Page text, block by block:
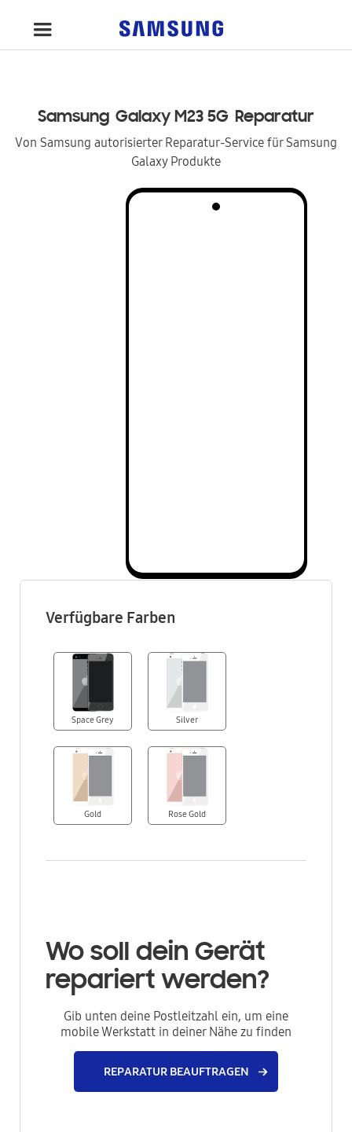
Samsung Galaxy M23 5G Reparatur
Von Samsung autorisierter Reparatur-Service für Samsung
Galaxy Produkte
Verfügbare Farben
Space Grey Silver
Gold Rose Gold
Wo soll dein Gerät
repariert werden?
Gib unten deine Postleitzahl ein, um eine
mobile Werkstatt in deiner Nähe zu finden
REPARATUR BEAUFTRAGEN